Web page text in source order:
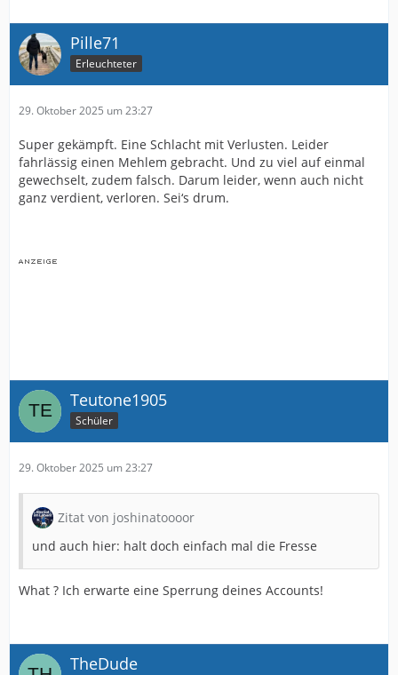
Pille71
Erleuchteter
29. Oktober 2025 um 23:27
Super gekämpft. Eine Schlacht mit Verlusten. Leider
fahrlässig einen Mehlem gebracht. Und zu viel auf einmal
gewechselt, zudem falsch. Darum leider, wenn auch nicht
ganz verdient, verloren. Sei‘s drum.
Teutone1905
Schüler
29. Oktober 2025 um 23:27
Zitat von joshinatoooor
und auch hier: halt doch einfach mal die Fresse
What ? Ich erwarte eine Sperrung deines Accounts!
TheDude